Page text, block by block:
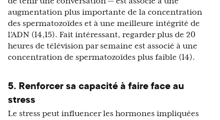
augmentation plus importante de la concentration
des spermatozoïdes et à une meilleure intégrité de
l’ADN (14,15). Fait intéressant, regarder plus de 20
heures de télévision par semaine est associé à une
concentration de spermatozoïdes plus faible (14).
5. Renforcer sa capacité à faire face au
stress
Le stress peut influencer les hormones impliquées